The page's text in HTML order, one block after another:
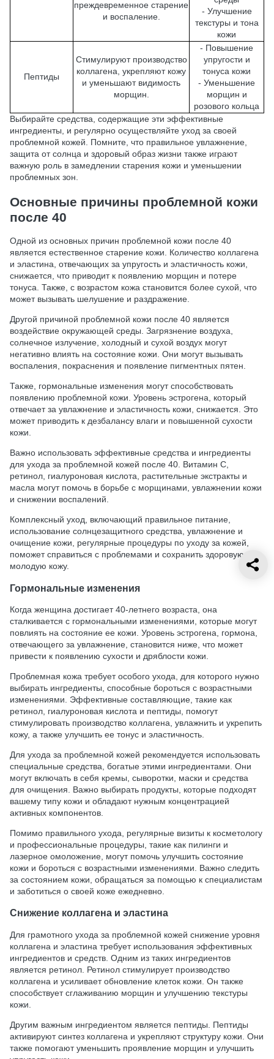
преждевременное старение
и воспаление.
- Улучшение
текстуры и тона
кожи
Пептиды
Стимулируют производство
коллагена, укрепляют кожу
и уменьшают видимость
морщин.
- Повышение
упругости и
тонуса кожи
- Уменьшение
морщин и
розового кольца
Выбирайте средства, содержащие эти эффективные
ингредиенты, и регулярно осуществляйте уход за своей
проблемной кожей. Помните, что правильное увлажнение,
защита от солнца и здоровый образ жизни также играют
важную роль в замедлении старения кожи и уменьшении
проблемных зон.
Основные причины проблемной кожи
после 40
Одной из основных причин проблемной кожи после 40
является естественное старение кожи. Количество коллагена
и эластина, отвечающих за упругость и эластичность кожи,
снижается, что приводит к появлению морщин и потере
тонуса. Также, с возрастом кожа становится более сухой, что
может вызывать шелушение и раздражение.
Другой причиной проблемной кожи после 40 является
воздействие окружающей среды. Загрязнение воздуха,
солнечное излучение, холодный и сухой воздух могут
негативно влиять на состояние кожи. Они могут вызывать
воспаления, покраснения и появление пигментных пятен.
Также, гормональные изменения могут способствовать
появлению проблемной кожи. Уровень эстрогена, который
отвечает за увлажнение и эластичность кожи, снижается. Это
может приводить к дезбалансу влаги и повышенной сухости
кожи.
Важно использовать эффективные средства и ингредиенты
для ухода за проблемной кожей после 40. Витамин С,
ретинол, гиалуроновая кислота, растительные экстракты и
масла могут помочь в борьбе с морщинами, увлажнении кожи
и снижении воспалений.
Комплексный уход, включающий правильное питание,
использование солнцезащитного средства, увлажнение и
очищение кожи, регулярные процедуры по уходу за кожей,
поможет справиться с проблемами и сохранить здоровую,
молодую кожу.
Гормональные изменения
Когда женщина достигает 40-летнего возраста, она
сталкивается с гормональными изменениями, которые могут
повлиять на состояние ее кожи. Уровень эстрогена, гормона,
отвечающего за увлажнение, становится ниже, что может
привести к появлению сухости и дряблости кожи.
Проблемная кожа требует особого ухода, для которого нужно
выбирать ингредиенты, способные бороться с возрастными
изменениями. Эффективные составляющие, такие как
ретинол, гиалуроновая кислота и пептиды, помогут
стимулировать производство коллагена, увлажнить и укрепить
кожу, а также улучшить ее тонус и эластичность.
Для ухода за проблемной кожей рекомендуется использовать
специальные средства, богатые этими ингредиентами. Они
могут включать в себя кремы, сыворотки, маски и средства
для очищения. Важно выбирать продукты, которые подходят
вашему типу кожи и обладают нужным концентрацией
активных компонентов.
Помимо правильного ухода, регулярные визиты к косметологу
и профессиональные процедуры, такие как пилинги и
лазерное омоложение, могут помочь улучшить состояние
кожи и бороться с возрастными изменениями. Важно следить
за состоянием кожи, обращаться за помощью к специалистам
и заботиться о своей коже ежедневно.
Снижение коллагена и эластина
Для грамотного ухода за проблемной кожей снижение уровня
коллагена и эластина требует использования эффективных
ингредиентов и средств. Одним из таких ингредиентов
является ретинол. Ретинол стимулирует производство
коллагена и усиливает обновление клеток кожи. Он также
способствует сглаживанию морщин и улучшению текстуры
кожи.
Другим важным ингредиентом является пептиды. Пептиды
активируют синтез коллагена и укрепляют структуру кожи. Они
также помогают уменьшить проявление морщин и улучшить